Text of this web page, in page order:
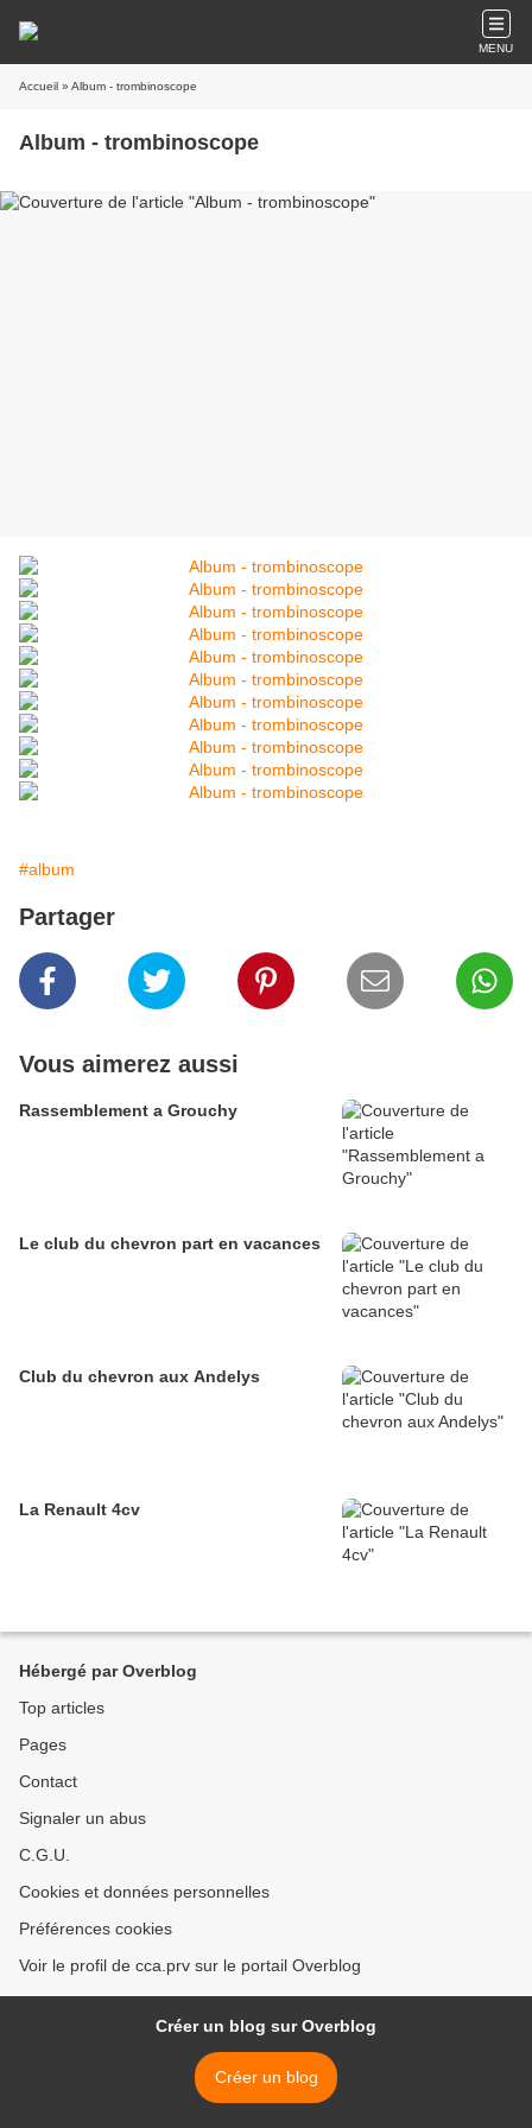
MENU
Accueil » Album - trombinoscope
Album - trombinoscope
#album
Partager
Vous aimerez aussi
Rassemblement a Grouchy
Le club du chevron part en vacances
Club du chevron aux Andelys
La Renault 4cv
Hébergé par Overblog
Top articles
Pages
Contact
Signaler un abus
C.G.U.
Cookies et données personnelles
Préférences cookies
Voir le profil de cca.prv sur le portail Overblog
Créer un blog sur Overblog
Créer un blog